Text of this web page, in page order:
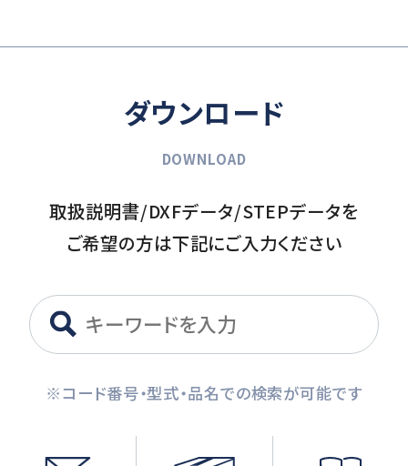
ダウンロード
DOWNLOAD
取扱説明書/DXFデータ/STEPデータを
ご希望の方は下記にご入力ください
※コード番号・型式・品名での検索が可能です